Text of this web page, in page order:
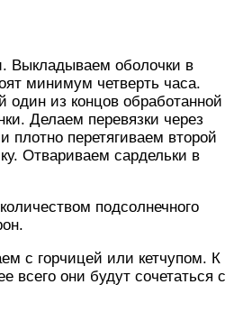
Выкладываем оболочки в
минимум четверть часа.
один из концов обработанной
Делаем перевязки через
плотно перетягиваем второй
Отвариваем сардельки в
подсолнечного
с горчицей или кетчупом. К
всего они будут сочетаться с